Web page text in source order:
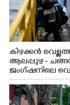
കിഴക്കൻ
ആലപ്പുഴ -
ജംഗ്ഷനിലെ
ബൈക്കിന്റെ
യാത്രക്കാർ